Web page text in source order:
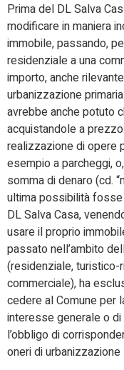
Prima del DL Salva
modificare in maniera
immobile, passando,
residenziale a una
importo, anche
urbanizzazione
avrebbe anche potuto
acquistandole a
realizzazione di opere
esempio a parcheggi,
somma di denaro (cd.
ultima possibilità
DL Salva Casa,
usare il proprio
passato nell’ambito
(residenziale,
commerciale), ha
cedere al Comune per
interesse generale o
l’obbligo di
oneri di urbanizzazione